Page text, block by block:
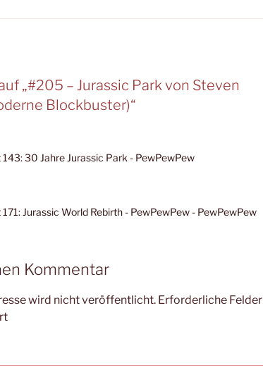
„#205 – Jurassic Park von Steven
Blockbuster)“
143: 30 Jahre Jurassic Park - PewPewPew
Jurassic World Rebirth - PewPewPew - PewPewPew
Kommentar
wird nicht veröffentlicht. Erforderliche Felder